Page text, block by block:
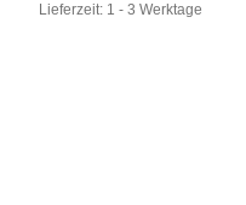
Lieferzeit: 1 - 3 Werktage